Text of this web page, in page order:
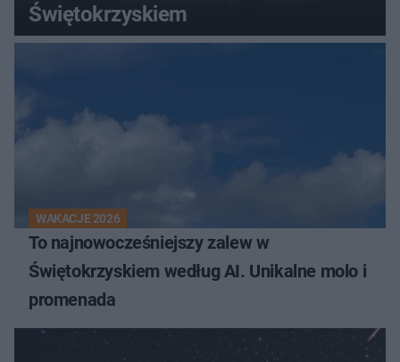
Świętokrzyskiem
WAKACJE 2026
To najnowocześniejszy zalew w
Świętokrzyskiem według AI. Unikalne molo i
promenada